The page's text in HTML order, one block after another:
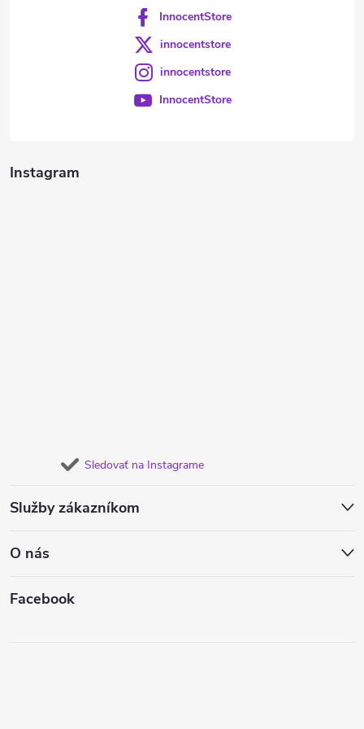
Instagram
Sledovať na Instagrame
Služby zákazníkom
O nás
Facebook
InnocentStore
innocentstore
innocentstore
InnocentStore